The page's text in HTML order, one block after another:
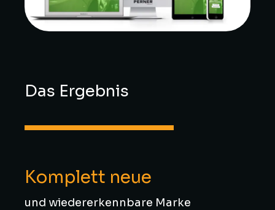
Das Ergebnis
Komplett neue
und wiedererkennbare Marke